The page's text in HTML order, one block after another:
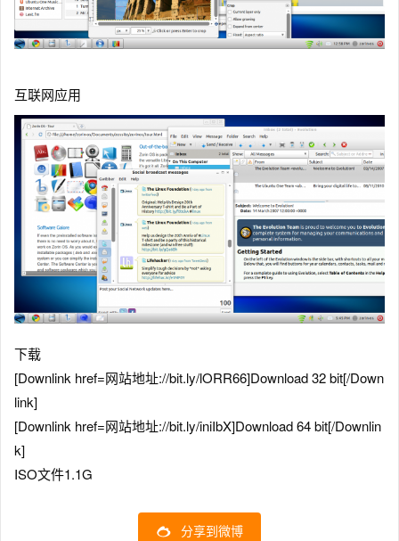
互联网应用
下载
[Downlink href=网站地址://bit.ly/lORR66]Download 32 bit[/Down
link]
[Downlink href=网站地址://bit.ly/iniIbX]Download 64 bit[/Downlin
k]
ISO文件1.1G
分享到微博